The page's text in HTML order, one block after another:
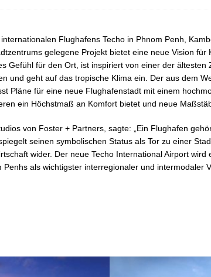
Flughafens Techo in Phnom Penh,
gelegene Projekt bietet eine neue Vision für
Gefühl für den Ort, ist inspiriert von einer der ältesten
und geht auf das tropische Klima ein. Der aus dem
Pläne für eine neue Flughafenstadt mit einem
ein Höchstmaß an Komfort bietet und neue
von Foster + Partners, sagte: „Ein Flughafen
seinen symbolischen Status als Tor zu einer
wider. Der neue Techo International Airport wird
Penhs als wichtigster interregionaler und intermodaler